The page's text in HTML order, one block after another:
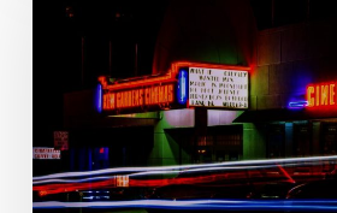
propre
théâtre